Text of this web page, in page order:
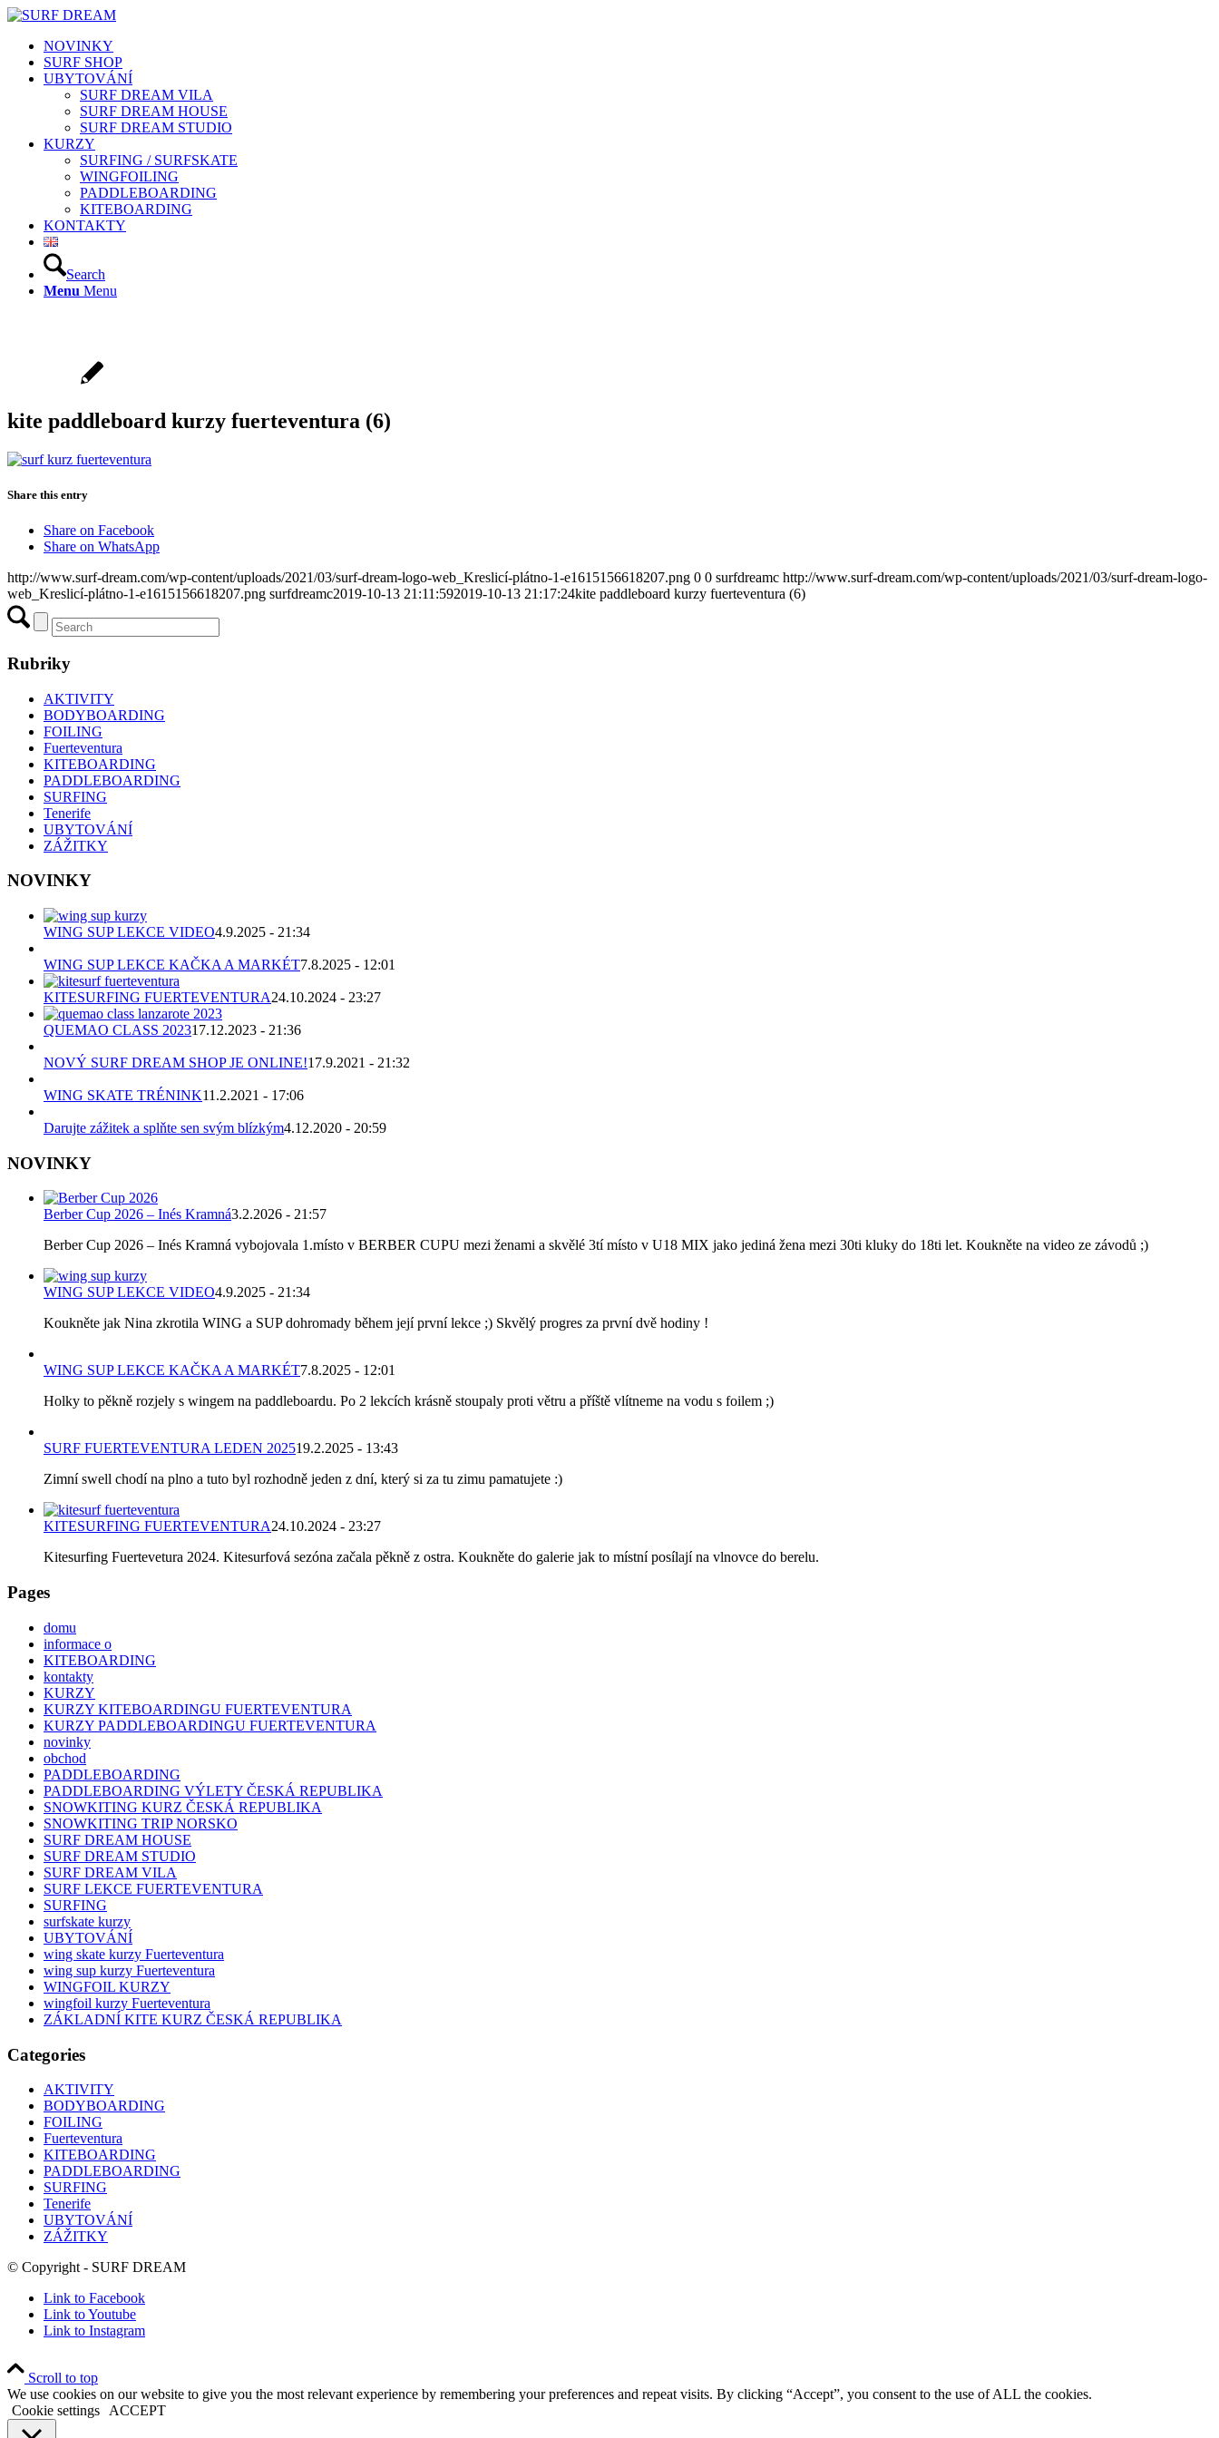
NOVINKY
SURF SHOP
UBYTOVÁNÍ
SURF DREAM VILA
SURF DREAM HOUSE
SURF DREAM STUDIO
KURZY
SURFING / SURFSKATE
WINGFOILING
PADDLEBOARDING
KITEBOARDING
KONTAKTY
Search
Menu Menu
kite paddleboard kurzy fuerteventura (6)
Share this entry
Share on Facebook
Share on WhatsApp
http://www.surf-dream.com/wp-content/uploads/2021/03/surf-dream-logo-web_Kreslicí-plátno-1-e1615156618207.png 0 0 surfdreamc http://www.surf-dream.com/wp-content/uploads/2021/03/surf-dream-logo-
web_Kreslicí-plátno-1-e1615156618207.png surfdreamc2019-10-13 21:11:592019-10-13 21:17:24kite paddleboard kurzy fuerteventura (6)
Rubriky
AKTIVITY
BODYBOARDING
FOILING
Fuerteventura
KITEBOARDING
PADDLEBOARDING
SURFING
Tenerife
UBYTOVÁNÍ
ZÁŽITKY
NOVINKY
WING SUP LEKCE VIDEO4.9.2025 - 21:34
WING SUP LEKCE KAČKA A MARKÉT7.8.2025 - 12:01
KITESURFING FUERTEVENTURA24.10.2024 - 23:27
QUEMAO CLASS 202317.12.2023 - 21:36
NOVÝ SURF DREAM SHOP JE ONLINE!17.9.2021 - 21:32
WING SKATE TRÉNINK11.2.2021 - 17:06
Darujte zážitek a splňte sen svým blízkým4.12.2020 - 20:59
NOVINKY
Berber Cup 2026 – Inés Kramná3.2.2026 - 21:57
Berber Cup 2026 – Inés Kramná vybojovala 1.místo v BERBER CUPU mezi ženami a skvělé 3tí místo v U18 MIX jako jediná žena mezi 30ti kluky do 18ti let. Koukněte na video ze závodů ;)
WING SUP LEKCE VIDEO4.9.2025 - 21:34
Koukněte jak Nina zkrotila WING a SUP dohromady během její první lekce ;) Skvělý progres za první dvě hodiny !
WING SUP LEKCE KAČKA A MARKÉT7.8.2025 - 12:01
Holky to pěkně rozjely s wingem na paddleboardu. Po 2 lekcích krásně stoupaly proti větru a příště vlítneme na vodu s foilem ;)
SURF FUERTEVENTURA LEDEN 202519.2.2025 - 13:43
Zimní swell chodí na plno a tuto byl rozhodně jeden z dní, který si za tu zimu pamatujete :)
KITESURFING FUERTEVENTURA24.10.2024 - 23:27
Kitesurfing Fuertevetura 2024. Kitesurfová sezóna začala pěkně z ostra. Koukněte do galerie jak to místní posílají na vlnovce do berelu.
Pages
domu
informace o
KITEBOARDING
kontakty
KURZY
KURZY KITEBOARDINGU FUERTEVENTURA
KURZY PADDLEBOARDINGU FUERTEVENTURA
novinky
obchod
PADDLEBOARDING
PADDLEBOARDING VÝLETY ČESKÁ REPUBLIKA
SNOWKITING KURZ ČESKÁ REPUBLIKA
SNOWKITING TRIP NORSKO
SURF DREAM HOUSE
SURF DREAM STUDIO
SURF DREAM VILA
SURF LEKCE FUERTEVENTURA
SURFING
surfskate kurzy
UBYTOVÁNÍ
wing skate kurzy Fuerteventura
wing sup kurzy Fuerteventura
WINGFOIL KURZY
wingfoil kurzy Fuerteventura
ZÁKLADNÍ KITE KURZ ČESKÁ REPUBLIKA
Categories
AKTIVITY
BODYBOARDING
FOILING
Fuerteventura
KITEBOARDING
PADDLEBOARDING
SURFING
Tenerife
UBYTOVÁNÍ
ZÁŽITKY
© Copyright - SURF DREAM
Link to Facebook
Link to Youtube
Link to Instagram
Scroll to top
We use cookies on our website to give you the most relevant experience by remembering your preferences and repeat visits. By clicking “Accept”, you consent to the use of ALL the cookies.
Cookie settings
ACCEPT